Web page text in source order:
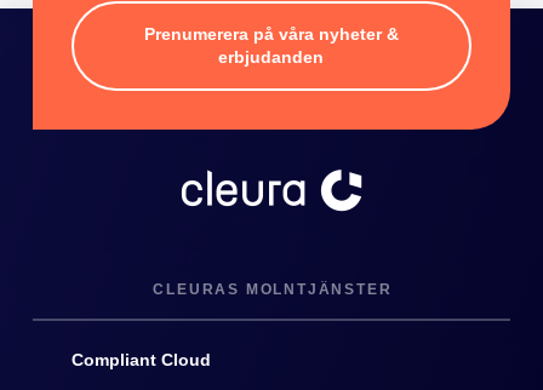
Prenumerera på våra nyheter &
erbjudanden
CLEURAS MOLNTJÄNSTER
Compliant Cloud